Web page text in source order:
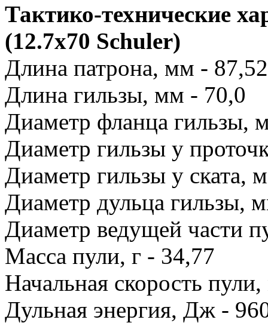
Тактико-технические
(12.7x70 Schuler)
Длина патрона, мм - 87,52
Длина гильзы, мм - 70,0
Диаметр фланца гильзы,
Диаметр гильзы у
Диаметр гильзы у ската,
Диаметр дульца гильзы,
Диаметр ведущей части
Масса пули, г - 34,77
Начальная скорость
Дульная энергия, Дж -